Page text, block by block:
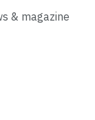
& magazine